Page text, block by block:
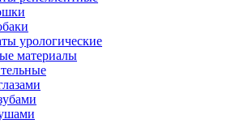
урологические
материалы